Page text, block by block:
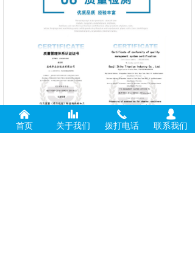
낀
首页
뀲
关于我们
끅
拨打电话
넙
联系我们